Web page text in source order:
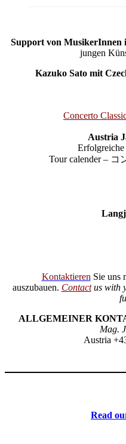
Support von MusikerInnen
jungen
Kazuko Sato mit
Concerto
Austria
Tour calender –
Kontaktieren Sie uns
auszubauen. Contactus with
ALLGEMEINER
Mag.
Austria
Read